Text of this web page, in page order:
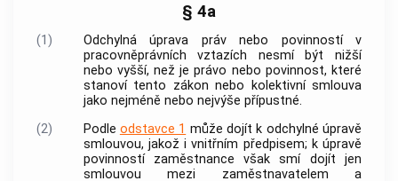
§ 4a
(1)
Odchylná úprava práv nebo povinností v
pracovněprávních vztazích nesmí být nižší
nebo vyšší, než je právo nebo povinnost, které
stanoví tento zákon nebo kolektivní smlouva
jako nejméně nebo nejvýše přípustné.
(2)
Podle odstavce 1 může dojít k odchylné úpravě
smlouvou, jakož i vnitřním předpisem; k úpravě
povinností zaměstnance však smí dojít jen
smlouvou mezi zaměstnavatelem a